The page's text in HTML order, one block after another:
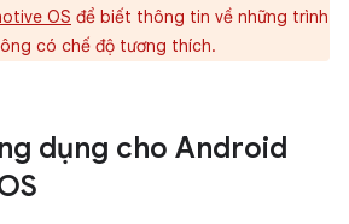
OS để biết thông tin về những trình
có chế độ tương thích.
dụng cho Android